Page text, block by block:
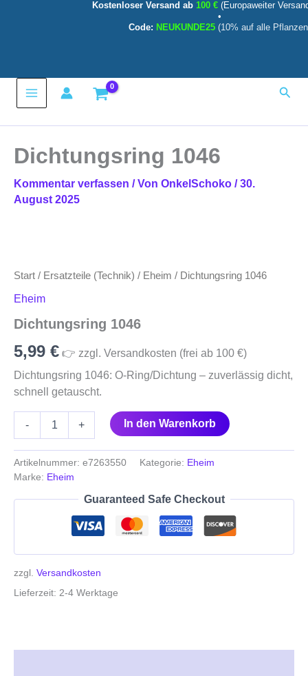
Kostenloser Versand ab 100 € (Europaweiter
•
Code: NEUKUNDE25 (10% auf alle
Main
Dichtungsring 1046
Kommentar verfassen / Von OnkelSchoko /30.
August 2025
Start / Ersatzteile (Technik) / Eheim / Dichtungsring 1046
Eheim
Dichtungsring 1046
5,99 € 👉 zzgl. Versandkosten (frei ab 100 €)
Dichtungsring 1046: O‑Ring/Dichtung – zuverlässig dicht,
schnell getauscht.
- + In den Warenkorb
Artikelnummer: e7263550 Kategorie: Eheim
Marke: Eheim
Guaranteed Safe Checkout
zzgl. Versandkosten
Lieferzeit: 2-4 Werktage